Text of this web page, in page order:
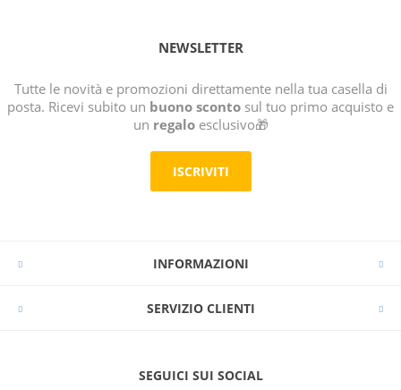
NEWSLETTER
Tutte le novità e promozioni direttamente nella tua casella di
posta. Ricevi subito un buono sconto sul tuo primo acquisto e
un regaloesclusivo🎁
ISCRIVITI
INFORMAZIONI
SERVIZIO CLIENTI
SEGUICI SUI SOCIAL